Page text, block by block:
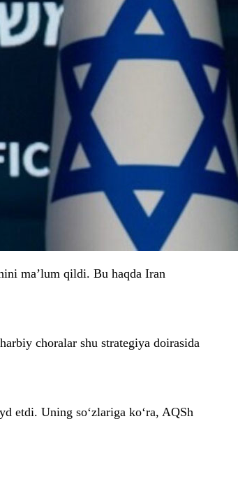
ma’lum qildi. Bu haqda Iran
choralar shu strategiya doirasida
etdi. Uning so‘zlariga ko‘ra, AQSh